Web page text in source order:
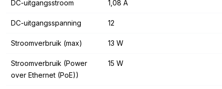
DC-uitgangsstroom 1,08 A
DC-uitgangsspanning 12
Stroomverbruik (max) 13 W
Stroomverbruik (Power
over Ethernet (PoE))
15 W